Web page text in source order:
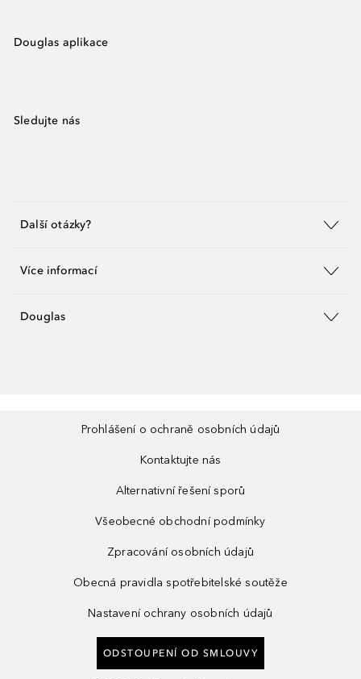
Douglas aplikace
Sledujte nás
Další otázky?
Více informací
Douglas
Prohlášení o ochraně osobních údajů
Kontaktujte nás
Alternativní řešení sporů
Všeobecné obchodní podmínky
Zpracování osobních údajů
Obecná pravidla spotřebitelské soutěže
Nastavení ochrany osobních údajů
ODSTOUPENÍ OD SMLOUVY